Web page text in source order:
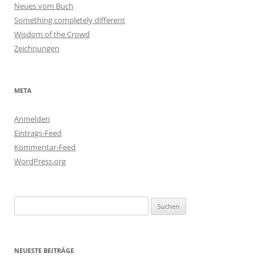
Neues vom Buch
Something completely different
Wisdom of the Crowd
Zeichnungen
META
Anmelden
Eintrags-Feed
Kommentar-Feed
WordPress.org
nach:
NEUESTE BEITRÄGE